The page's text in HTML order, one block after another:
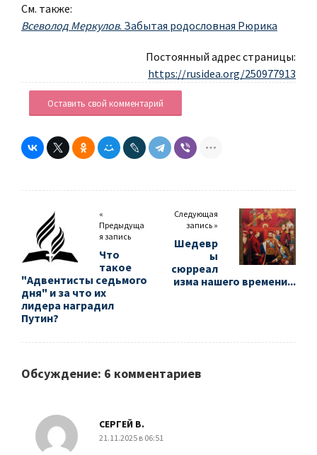
См. также:
Всеволод Меркулов. Забытая родословная Рюрика
Постоянный адрес страницы:
https://rusidea.org/250977913
Оставить свой комментарий
«
Предыдуща
я запись
Что
такое
"Адвентисты седьмого
дня" и за что их
лидера наградил
Путин?
Следующая
запись »
Шедевр
ы
сюрреал
изма нашего времени...
Обсуждение: 6 комментариев
СЕРГЕЙ В.
21.11.2025 в 06:51